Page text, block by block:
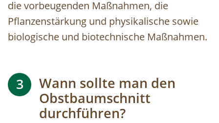
die vorbeugenden Maßnahmen, die
Pflanzenstärkung und physikalische sowie
biologische und biotechnische Maßnahmen.
3
Wann sollte man den
Obstbaumschnitt
durchführen?